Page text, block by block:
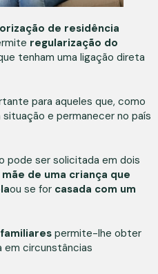
de residência
regularização do
tenham uma ligação direta
para aqueles que, como
e permanecer no país
pode ser solicitada em dois
de uma criança que
ou se for casada com um
permite-lhe obter
em circunstâncias